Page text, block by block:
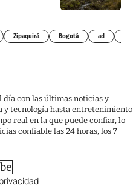
Zipaquirá Bogotá ad
día con las últimas noticias y
y tecnología hasta entretenimiento
real en la que puede confiar, lo
confiable las 24 horas, los 7